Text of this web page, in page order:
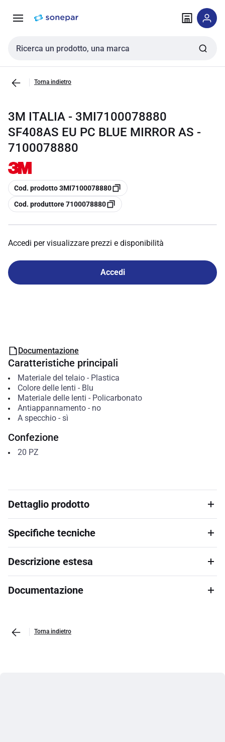
navigazione alla
Cerca input
Torna indietro
3M ITALIA - 3MI7100078880
SF408AS EU PC BLUE MIRROR AS -
7100078880
copia
Cod. prodotto 3MI7100078880
copia
Cod. produttore 7100078880
Accedi per visualizzare prezzi e disponibilità
Accedi
Documentazione
Caratteristiche principali
Materiale del telaio- Plastica
Colore delle lenti - Blu
Materiale delle lenti - Policarbonato
Antiappannamento- no
A specchio- sì
Confezione
20 PZ
Dettaglio prodotto
Specifiche tecniche
Descrizione estesa
Documentazione
Torna indietro